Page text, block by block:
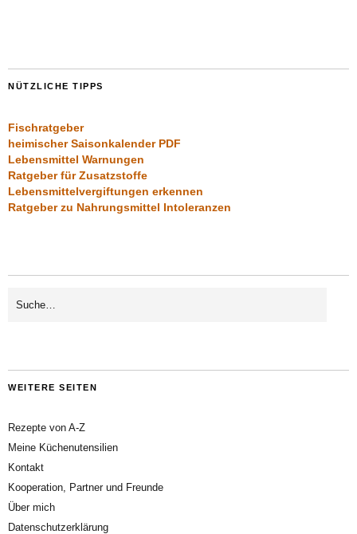
NÜTZLICHE TIPPS
Fischratgeber
heimischer Saisonkalender PDF
Lebensmittel Warnungen
Ratgeber für Zusatzstoffe
Lebensmittelvergiftungen erkennen
Ratgeber zu Nahrungsmittel Intoleranzen
WEITERE SEITEN
Rezepte von A-Z
Meine Küchenutensilien
Kontakt
Kooperation, Partner und Freunde
Über mich
Datenschutzerklärung